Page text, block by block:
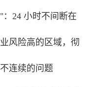
：24 小时不间断在
风险高的区域，彻
连续的问题